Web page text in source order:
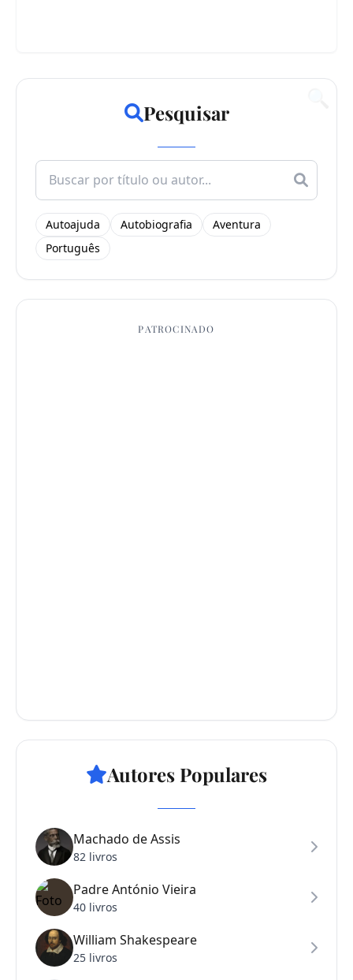
Pesquisar
Search
for:
Autoajuda Autobiografia
Aventura
Português
PATROCINADO
Autores Populares
Machado de Assis
82 livros
Padre António Vieira
40 livros
William Shakespeare
25 livros